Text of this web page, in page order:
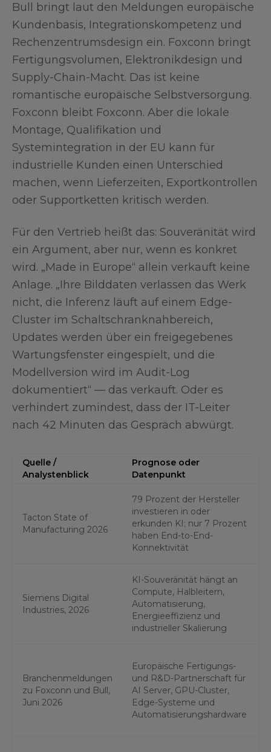
Bull bringt laut den Meldungen europäische
Kundenbasis, Integrationskompetenz und
Rechenzentrumsdesign ein. Foxconn bringt
Fertigungsvolumen, Elektronikdesign und
Supply-Chain-Macht. Das ist keine
romantische europäische Selbstversorgung.
Foxconn bleibt Foxconn. Aber die lokale
Montage, Qualifikation und
Systemintegration in der EU kann für
industrielle Kunden einen Unterschied
machen, wenn Lieferzeiten, Exportkontrollen
oder Supportketten kritisch werden.
Für den Vertrieb heißt das: Souveränität wird
ein Argument, aber nur, wenn es konkret
wird. „Made in Europe“ allein verkauft keine
Anlage. „Ihre Bilddaten verlassen das Werk
nicht, die Inferenz läuft auf einem Edge-
Cluster im Schaltschranknahbereich,
Updates werden über ein freigegebenes
Wartungsfenster eingespielt, und die
Modellversion wird im Audit-Log
dokumentiert“ — das verkauft. Oder es
verhindert zumindest, dass der IT-Leiter
nach 42 Minuten das Gespräch abwürgt.
Quelle /
Analystenblick
Prognose oder
Datenpunkt
Tacton State of
Manufacturing 2026
79 Prozent der Hersteller
investieren in oder
erkunden KI; nur 7 Prozent
haben End-to-End-
Konnektivität
Siemens Digital
Industries, 2026
KI-Souveränität hängt an
Compute, Halbleitern,
Automatisierung,
Energieeffizienz und
industrieller Skalierung
Branchenmeldungen
zu Foxconn und Bull,
Juni 2026
Europäische Fertigungs-
und R&D-Partnerschaft für
AI Server, GPU-Cluster,
Edge-Systeme und
Automatisierungshardware